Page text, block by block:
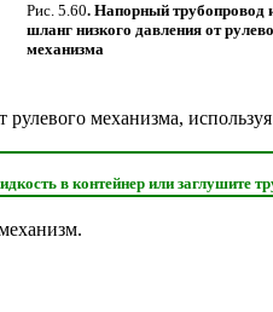
Рис. 5.60. Напорный трубопровод
шланг низкого давления от
механизма
механизма,
в контейнер или заглушите